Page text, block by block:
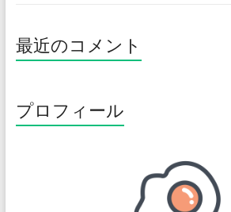
最近のコメント
プロフィール